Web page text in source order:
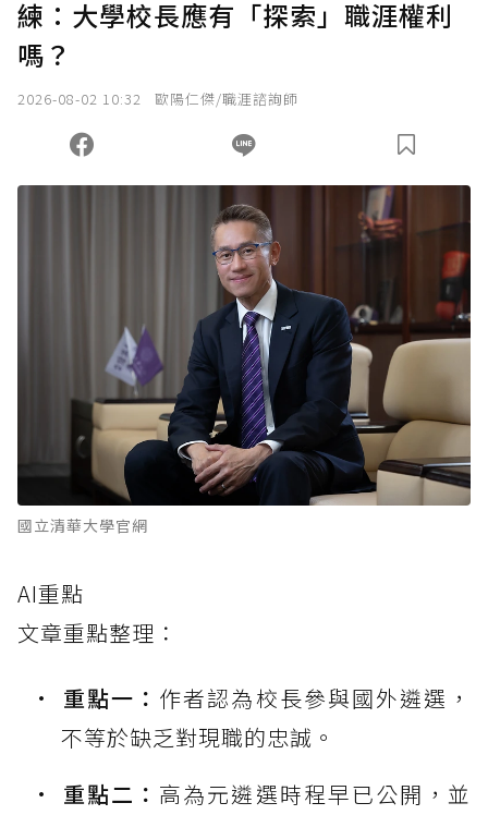
練：大學校長應有「探索」職涯權利
嗎？
2026-08-02 10:32 歐陽仁傑/職涯諮詢師
國立清華大學官網
AI重點
文章重點整理：
重點一： 作者認為校長參與國外遴選，
不等於缺乏對現職的忠誠。
重點二： 高為元遴選時程早已公開，並